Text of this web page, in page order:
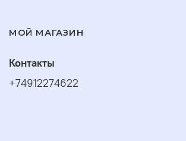
МОЙ МАГАЗИН
Контакты
+74912274622